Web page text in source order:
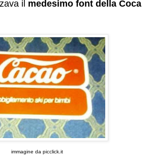
il medesimo font della Coca
immagine da picclick.it